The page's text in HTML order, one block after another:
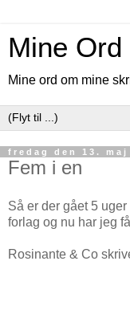
Mine Ord
Mine ord om mine
fredag den 13. maj
Fem i en
Så er der gået 5
forlag og nu har jeg
Rosinante & Co